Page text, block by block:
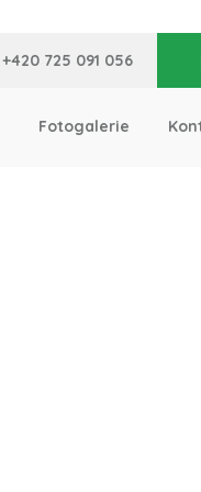
+420 725 091 056
Fotogalerie